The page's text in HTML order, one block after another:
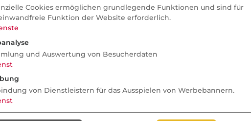
Telefonisch
und
wird Meß-,
Regeltechnik im
Cookies ermöglichen grundlegende Funktionen und sind für
Funktion der Website erforderlich.
und Auswertung von Besucherdaten
von Dienstleistern für das Ausspielen von Werbebannern.